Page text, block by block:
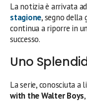
La notizia è arrivata
stagione, segno della
continua a riporre in
successo.
Uno
La serie, conosciuta
with the Walter Boys